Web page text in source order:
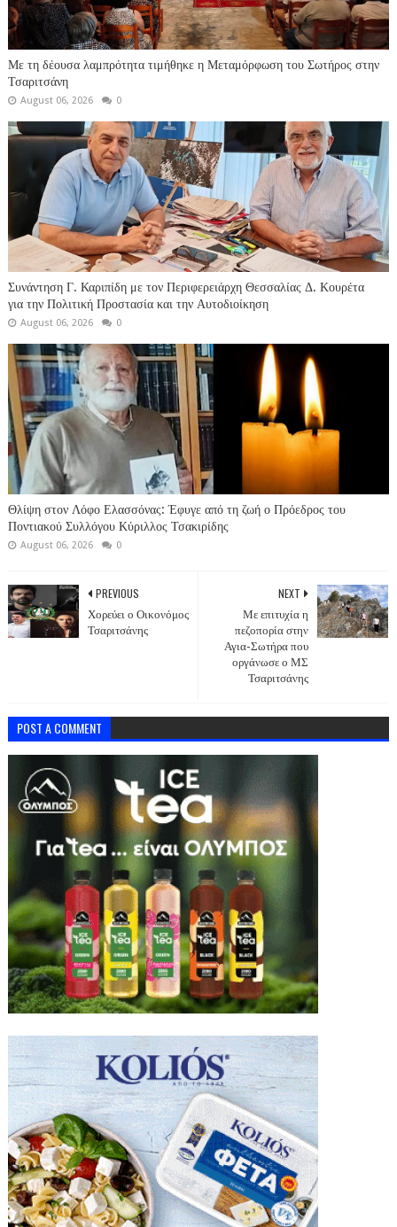
Με τη δέουσα λαμπρότητα τιμήθηκε η Μεταμόρφωση του Σωτήρος στην
Τσαριτσάνη
August 06, 2026 0
Συνάντηση Γ. Καριπίδη με τον Περιφερειάρχη Θεσσαλίας Δ. Κουρέτα
για την Πολιτική Προστασία και την Αυτοδιοίκηση
August 06, 2026 0
Θλίψη στον Λόφο Ελασσόνας: Έφυγε από τη ζωή ο Πρόεδρος του
Ποντιακού Συλλόγου Κύριλλος Τσακιρίδης
August 06, 2026 0
NEXT
Με επιτυχία η
πεζοπορία στην
Αγια-Σωτήρα που
οργάνωσε ο ΜΣ
Τσαριτσάνης
PREVIOUS
Χορεύει ο Οικονόμος
Τσαριτσάνης
POST A COMMENT